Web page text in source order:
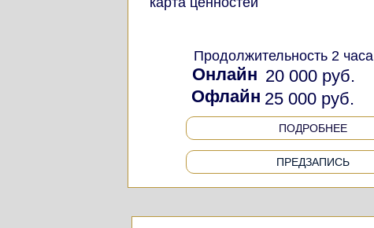
25 000 руб.
20 000 руб.
Онлайн
Продолжительность 2 часа
Офлайн
ПОДРОБНЕЕ
ПРЕДЗАПИСЬ